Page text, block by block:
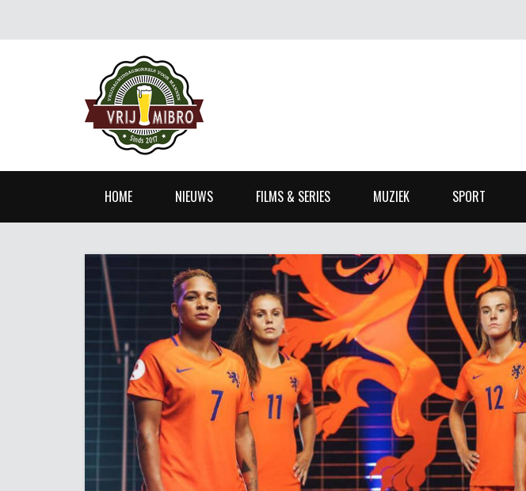
HOME NIEUWS FILMS & SERIES MUZIEK SPORT